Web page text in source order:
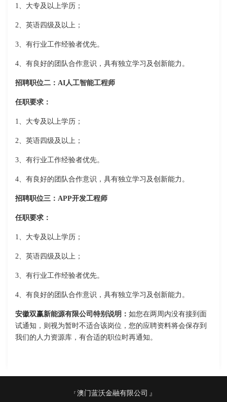
1、大专及以上学历；
2、英语四级及以上；
3、有行业工作经验者优先。
4、有良好的团队合作意识，具有独立学习及创新能力。
招聘职位二：AI人工智能工程师
任职要求：
1、大专及以上学历；
2、英语四级及以上；
3、有行业工作经验者优先。
4、有良好的团队合作意识，具有独立学习及创新能力。
招聘职位三：APP开发工程师
任职要求：
1、大专及以上学历；
2、英语四级及以上；
3、有行业工作经验者优先。
4、有良好的团队合作意识，具有独立学习及创新能力。
安徽双赢新能源有限公司特别说明： 如您在两周内没有接到面
试通知，则视为暂时不适合该岗位，您的应聘资料将会保存到
我们的人力资源库，有合适的职位时再通知。
澳门蓝沃金融有限公司